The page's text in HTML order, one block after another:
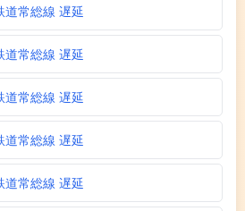
道常総線 遅延
道常総線 遅延
道常総線 遅延
道常総線 遅延
道常総線 遅延